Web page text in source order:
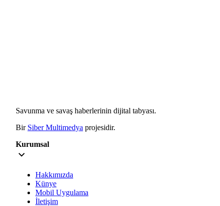
Savunma ve savaş haberlerinin dijital tabyası.
Bir Siber Multimedya projesidir.
Kurumsal
Hakkımızda
Künye
Mobil Uygulama
İletişim